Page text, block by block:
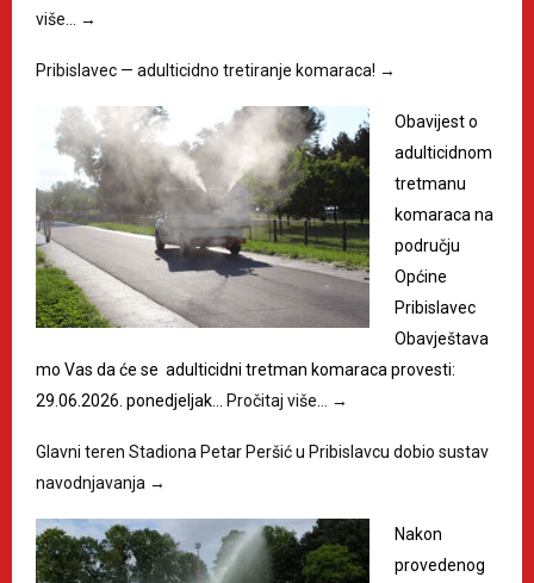
više…
→
Pribislavec — adulticidno tretiranje komaraca! →
Obavijest o
adulticidnom
tretmanu
komaraca na
području
Općine
Pribislavec
Obavještava
mo Vas da će se adulticidni tretman komaraca provesti:
29.06.2026. ponedjeljak…
Pročitaj više… →
Glavni teren Stadiona Petar Peršić u Pribislavcu dobio sustav
navodnjavanja →
Nakon
provedenog